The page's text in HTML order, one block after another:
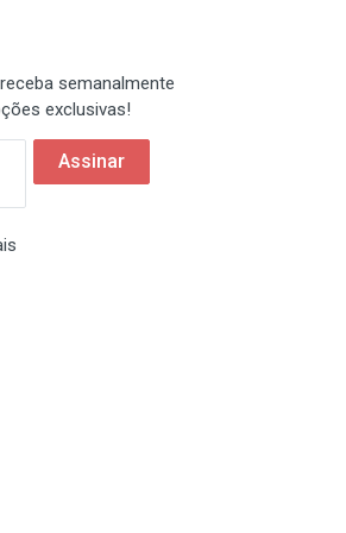
semanalmente
exclusivas!
Assinar